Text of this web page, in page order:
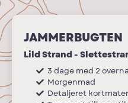
JAMMERBUGTEN
Lild Strand -
3 dage med 2
Morgenmad
Detaljeret